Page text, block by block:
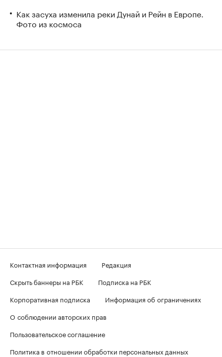
Как засуха изменила реки Дунай и Рейн в Европе.
Фото из космоса
Контактная информация
Редакция
Скрыть баннеры на РБК
Подписка на РБК
Корпоративная подписка
Информация об ограничениях
О соблюдении авторских прав
Пользовательское соглашение
Политика в отношении обработки персональных данных